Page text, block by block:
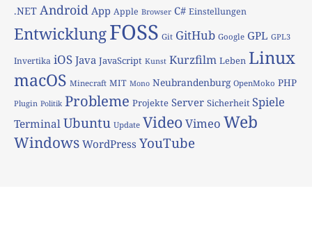
.NET Android App Apple Browser C# Einstellungen
EntwicklungFOSS Git GitHub Google GPL GPL3
Invertika iOS Java JavaScript Kunst Kurzfilm Leben Linux
macOS Minecraft MIT Mono Neubrandenburg OpenMoko PHP
Plugin Politik Probleme Projekte Server Sicherheit Spiele
TerminalUbuntu Update VideoVimeo Web
Windows WordPress YouTube